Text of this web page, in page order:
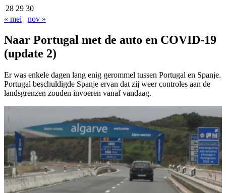
28 29 30
« mei
nov »
Naar Portugal met de auto en COVID-19
(update 2)
Er was enkele dagen lang enig gerommel tussen Portugal en Spanje.
Portugal beschuldigde Spanje ervan dat zij weer controles aan de
landsgrenzen zouden invoeren vanaf vandaag.